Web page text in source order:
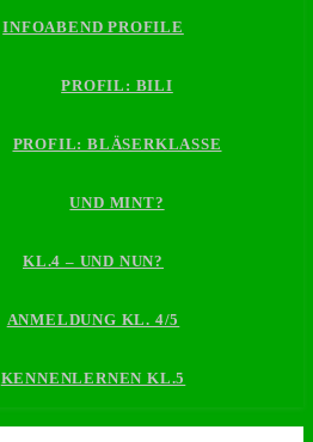
INFOABEND PROFILE
PROFIL: BILI
PROFIL: BLÄSERKLASSE
UND MINT?
KL.4 – UND NUN?
ANMELDUNG KL. 4/5
KENNENLERNEN KL.5